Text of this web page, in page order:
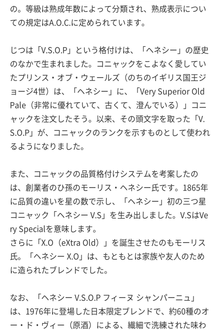
の。等級は熟成年数によって分類され、熟成表示につい
ての規定はA.O.C.に定められています。
じつは「V.S.O.P」という格付けは、「ヘネシー」の歴史
のなかで生まれました。コニャックをこよなく愛してい
たプリンス・オブ・ウェールズ（のちのイギリス国王ジ
ョージ4世）は、「ヘネシー」に、「Very Superior Old
Pale（非常に優れていて、古くて、澄んでいる）」コニ
ャックを注文したそう。以来、その頭文字を取った「V.
S.O.P」が、コニャックのランクを示すものとして使われ
るようになりました。
また、コニャックの品質格付けシステムを考案したの
は、創業者のひ孫のモーリス・ヘネシー氏です。1865年
に品質の違いを星の数で示し、「ヘネシー」初の三つ星
コニャック「ヘネシー V.S」を生み出しました。V.SはVe
ry Specialを意味します。
さらに「X.O（eXtra Old）」を誕生させたのもモーリス
氏。「ヘネシー X.O」は、もともとは家族や友人のため
に造られたブレンドでした。
なお、「ヘネシー V.S.O.P フィーヌ シャンパーニュ」
は、1976年に登場した日本限定ブレンドで、約60種のオ
ー・ド・ヴィー（原酒）による、繊細で洗練された味わ